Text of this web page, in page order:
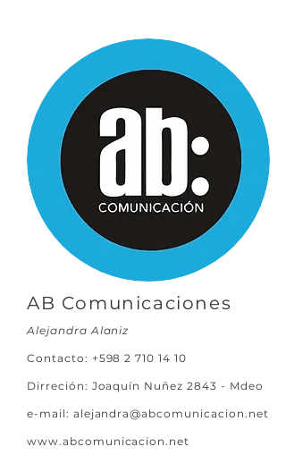
AB Comunicaciones
Alejandra Alaniz
Contacto: +598 2 710 14 10
Dirreción: Joaquín Nuñez 2843 - Mdeo
e-mail: alejandra@abcomunicacion.net
www.abcomunicacion.net